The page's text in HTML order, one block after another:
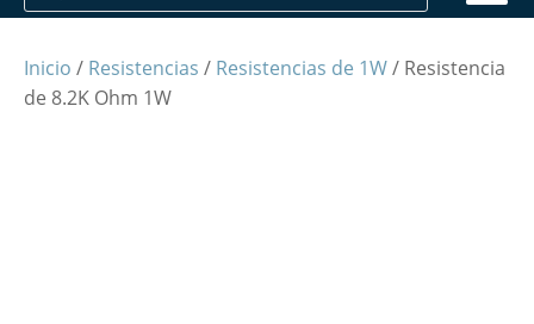
productos
Inicio / Resistencias / Resistencias de 1W/ Resistencia
de 8.2K Ohm 1W